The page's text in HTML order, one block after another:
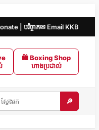
| បរិច្ចាគ✉ Email KKB
🛍 Boxing Shop
ហាងប្រដាល់
🔎